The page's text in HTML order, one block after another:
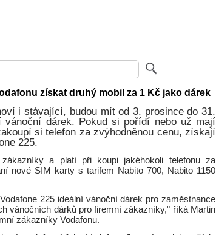
získat druhý mobil za 1 Kč jako dárek
i stávající, budou mít od 3. prosince do 31.
vánoční dárek. Pokud si pořídí nebo už mají
si telefon za zvýhodněnou cenu, získají
225.
a platí při koupi jakéhokoli telefonu za
nové SIM karty s tarifem Nabito 700, Nabito 1150
225 ideální vánoční dárek pro zaměstnance
vánočních dárků pro firemní zákazníky," říká Martin
zákazníky Vodafonu.